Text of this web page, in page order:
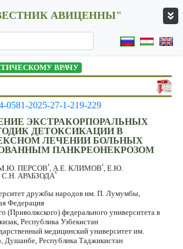
АВИЦЕННЫ"
ВРАЧУ
0581-2025-27-1-219-229
ЭКСТРАКОРПОРАЛЬНЫХ
ДЕТОКСИКАЦИИ В
ЛЕЧЕНИИ БОЛЬНЫХ
ПАНКРЕОНЕКРОЗОМ
ПЕРСОВ¹, А.Е. КЛИМОВ¹, Е.Ю.
С.Н. АРАБЗОДА³
дружбы народов им. П. Лумумбы,
Федерация
(Приволжского) федерального университета в
Республика Узбекистан
медицинский университет им.
Душанбе, Республика Таджикистан